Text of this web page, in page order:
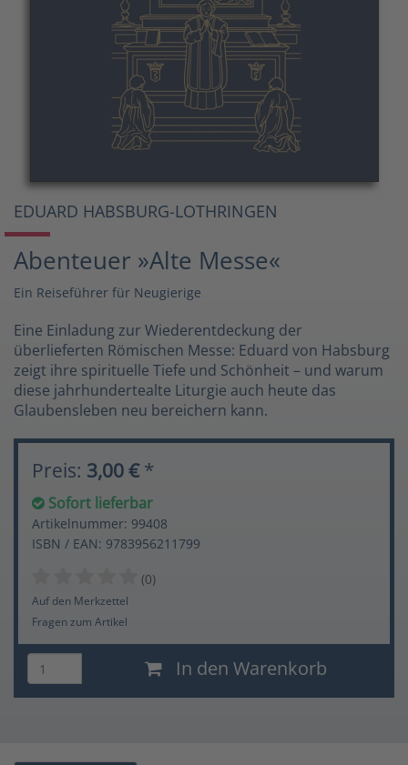
EDUARD HABSBURG-LOTHRINGEN
Abenteuer »Alte Messe«
Ein Reiseführer für Neugierige
Eine Einladung zur Wiederentdeckung der
überlieferten Römischen Messe: Eduard von Habsburg
zeigt ihre spirituelle Tiefe und Schönheit – und warum
diese jahrhundertealte Liturgie auch heute das
Glaubensleben neu bereichern kann.
Preis: 3,00 € *
Sofort lieferbar
Artikelnummer: 99408
ISBN / EAN: 9783956211799
(0)
Auf den Merkzettel
Fragen zum Artikel
In den Warenkorb